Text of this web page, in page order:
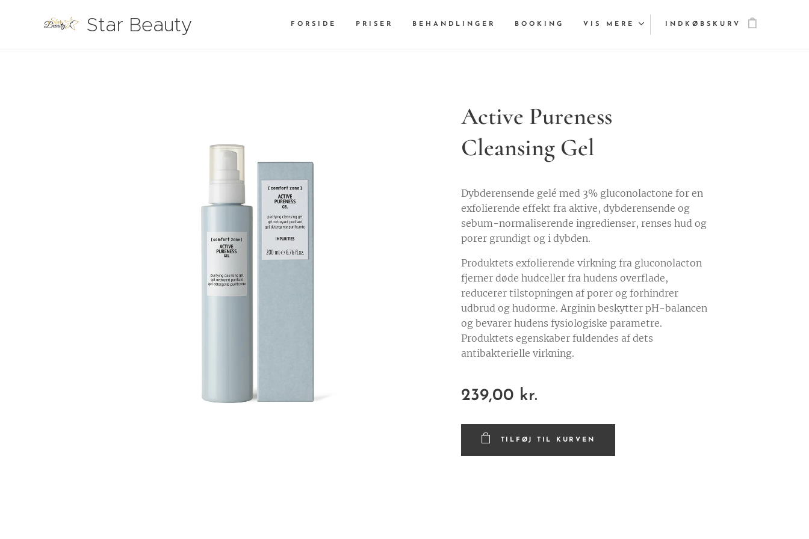
Star Beauty FORSIDE PRISER BEHANDLINGER BOOKING VIS MERE INDKØBSKURV
Active Pureness
Cleansing Gel
Dybderensende gelé med 3% gluconolactone for en
exfolierende effekt fra aktive, dybderensende og
sebum-normaliserende ingredienser, renses hud og
porer grundigt og i dybden.
Produktets exfolierende virkning fra gluconolacton
fjerner døde hudceller fra hudens overflade,
reducerer tilstopningen af porer og forhindrer
udbrud og hudorme. Arginin beskytter pH-balancen
og bevarer hudens fysiologiske parametre.
Produktets egenskaber fuldendes af dets
antibakterielle virkning.
239,00 kr.
TILFØJ TIL KURVEN